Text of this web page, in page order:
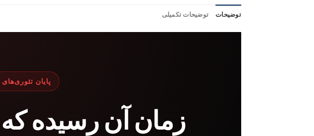
توضیحات توضیحات تکمیلی
پایان
زمان آن رسیده که